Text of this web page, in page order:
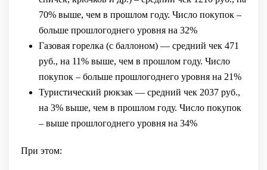
70% выше, чем в прошлом году. Число покупок –
больше прошлогоднего уровня на 32%
Газовая горелка (с баллоном) — средний чек 471
руб., на 11% выше, чем в прошлом году. Число
покупок – больше прошлогоднего уровня на 21%
Туристический рюкзак — средний чек 2037 руб.,
на 3% выше, чем в прошлом году. Число покупок
– выше прошлогоднего уровня на 34%
При этом: